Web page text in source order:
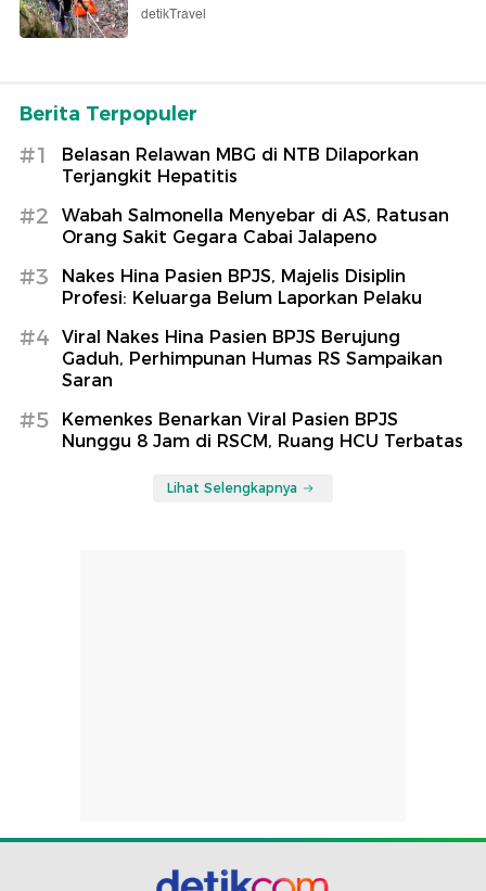
detikTravel
Berita Terpopuler
#1
Belasan Relawan MBG di NTB Dilaporkan
Terjangkit Hepatitis
#2
Wabah Salmonella Menyebar di AS, Ratusan
Orang Sakit Gegara Cabai Jalapeno
#3
Nakes Hina Pasien BPJS, Majelis Disiplin
Profesi: Keluarga Belum Laporkan Pelaku
#4
Viral Nakes Hina Pasien BPJS Berujung
Gaduh, Perhimpunan Humas RS Sampaikan
Saran
#5
Kemenkes Benarkan Viral Pasien BPJS
Nunggu 8 Jam di RSCM, Ruang HCU Terbatas
Lihat Selengkapnya